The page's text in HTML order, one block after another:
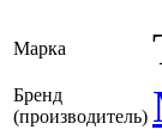
Марка
Бренд
(производитель)